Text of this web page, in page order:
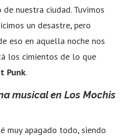
de nuestra ciudad. Tuvimos
un desastre, pero
eso en aquella noche nos
los cimientos de lo que
Punk.
musical en Los Mochis
muy apagado todo, siendo